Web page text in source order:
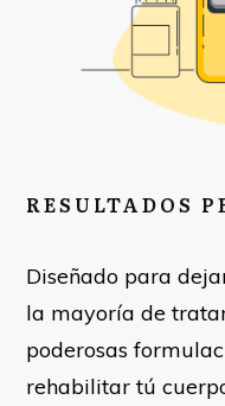
RESULTADOS
Diseñado para
la mayoría de
poderosas
rehabilitar tú